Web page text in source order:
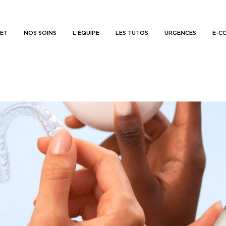
NOS SOINS L’ÉQUIPE LES TUTOS URGENCES E-